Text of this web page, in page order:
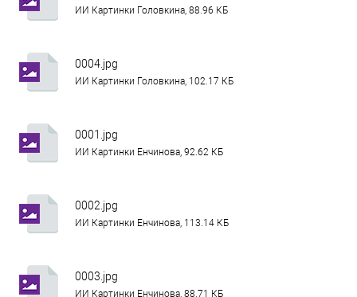
ИИ Картинки Головкина, 88.96 КБ
0004.jpg
ИИ Картинки Головкина, 102.17 КБ
0001.jpg
ИИ Картинки Енчинова, 92.62 КБ
0002.jpg
ИИ Картинки Енчинова, 113.14 КБ
0003.jpg
ИИ Картинки Енчинова, 88.71 КБ